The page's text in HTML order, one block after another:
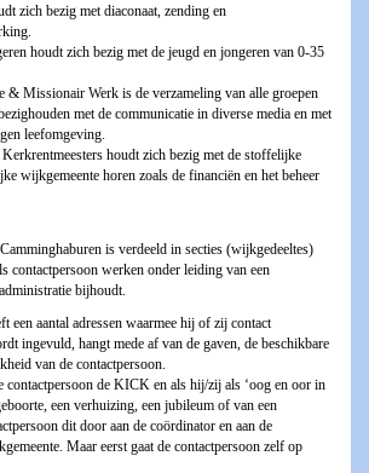
zich bezig met diaconaat, zending en
houdt zich bezig met de jeugd en jongeren van 0-35
& Missionair Werk is de verzameling van alle groepen
met de communicatie in diverse media en met
leefomgeving.
houdt zich bezig met de stoffelijke
wijkgemeente horen zoals de financiën en het beheer
is verdeeld in secties (wijkgedeeltes)
contactpersoon werken onder leiding van een
bijhoudt.
een aantal adressen waarmee hij of zij contact
ingevuld, hangt mede af van de gaven, de beschikbare
van de contactpersoon.
contactpersoon de KICK en als hij/zij als ‘oog en oor in
een verhuizing, een jubileum of van een
dit door aan de coördinator en aan de
Maar eerst gaat de contactpersoon zelf op